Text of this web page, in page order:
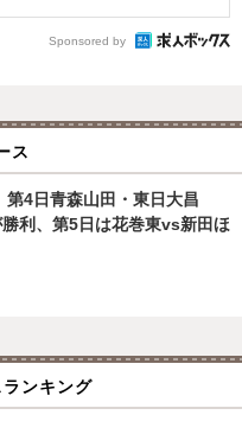
Sponsored by
ス
第4日青森山田・東日大昌
利、第5日は花巻東vs新田ほ
ンキング